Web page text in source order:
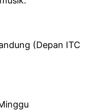
(Depan ITC